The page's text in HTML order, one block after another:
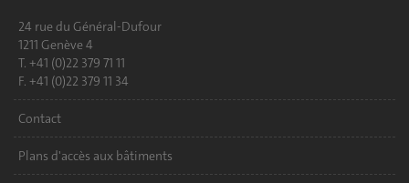
24 rue du Général-Dufour
1211 Genève 4
T. +41 (0)22 379 71 11
F. +41 (0)22 379 11 34
Contact
Plans d'accès aux bâtiments